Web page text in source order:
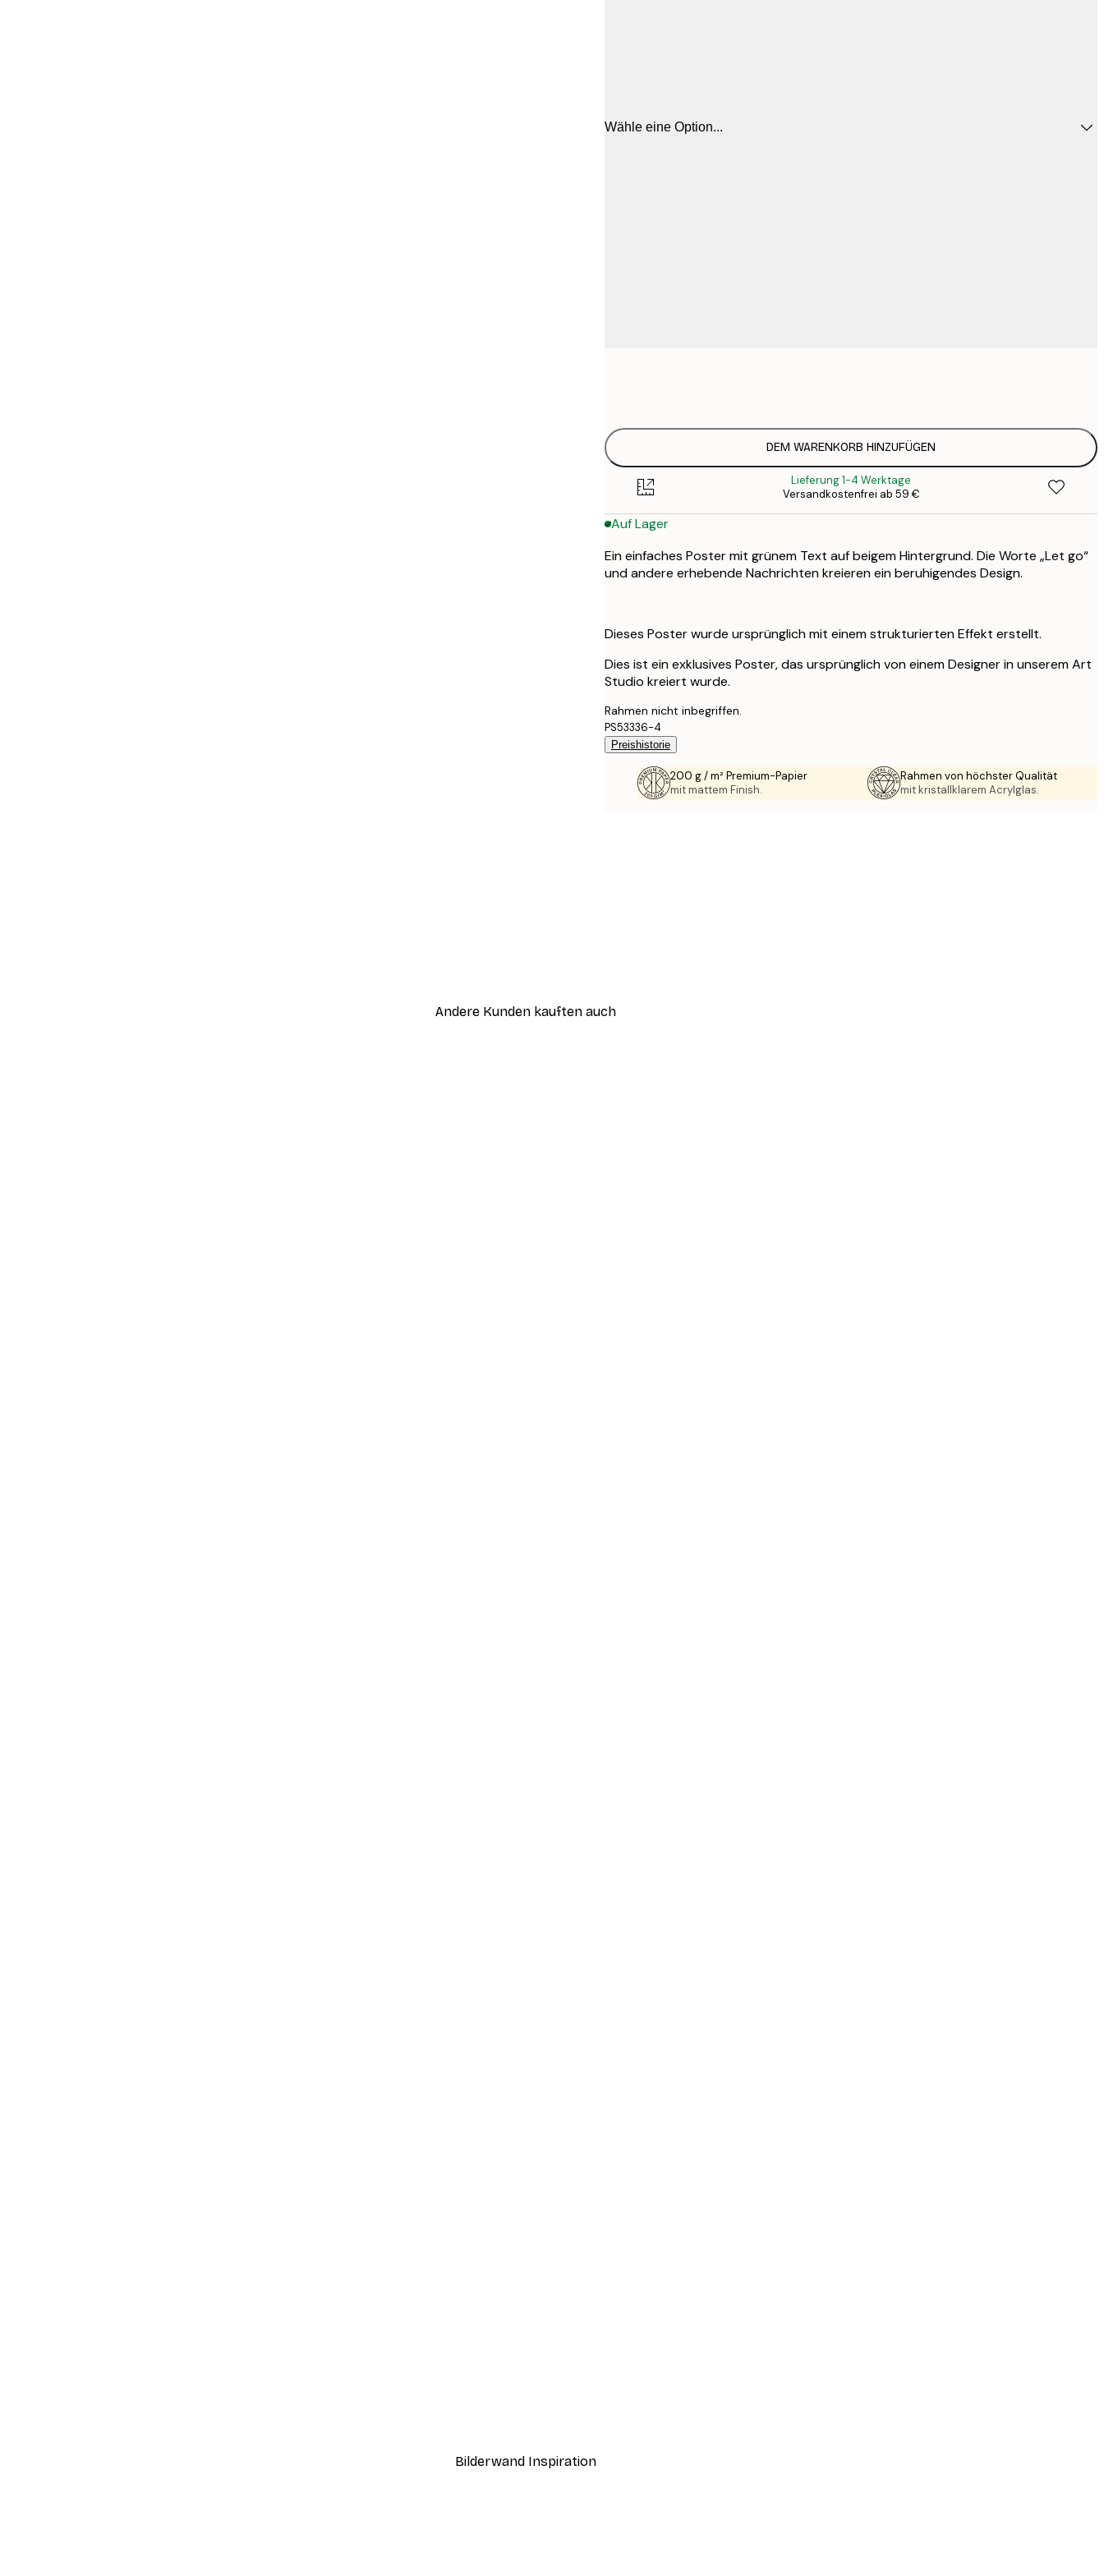
Wähle eine Option...
DEM WARENKORB HINZUFÜGEN
Lieferung 1-4 Werktage
Versandkostenfrei ab 59 €
Auf Lager
Ein einfaches Poster mit grünem Text auf beigem Hintergrund. Die Worte „Let go“
und andere erhebende Nachrichten kreieren ein beruhigendes Design.
Dieses Poster wurde ursprünglich mit einem strukturierten Effekt erstellt.
Dies ist ein exklusives Poster, das ursprünglich von einem Designer in unserem Art
Studio kreiert wurde.
Rahmen nicht inbegriffen.
PS53336-4
Preishistorie
200 g / m² Premium-Papier
mit mattem Finish.
Rahmen von höchster Qualität
mit kristallklarem Acrylglas.
Andere Kunden kauften auch
Bilderwand Inspiration